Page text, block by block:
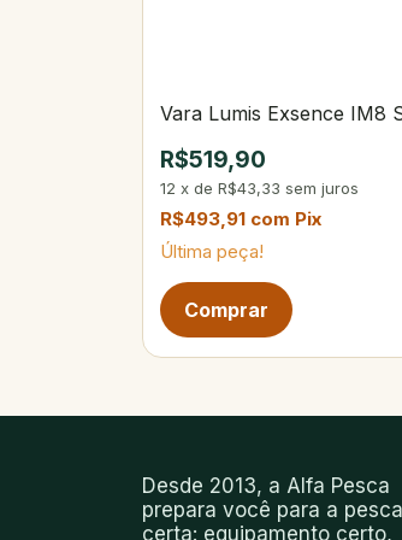
Vara Lumis Exsence IM8
R$519,90
12 x de R$43,33 sem juros
R$493,91 com Pix
Última peça!
Desde 2013, a Alfa Pesca
prepara você para a
certa: equipamento certo,